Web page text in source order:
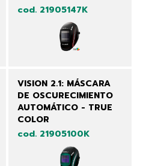
cod. 21905147K
VISION 2.1: MÁSCARA
DE OSCURECIMIENTO
AUTOMÁTICO - TRUE
COLOR
cod. 21905100K